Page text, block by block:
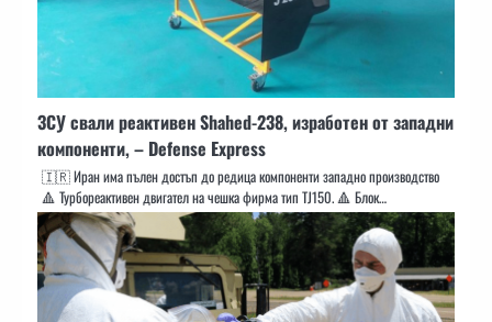
ЗСУ свали реактивен Shahed-238, изработен от западни
компоненти, – Defense Express
🇮🇷 Иран има пълен достъп до редица компоненти западно производство
🔺 Турбореактивен двигател на чешка фирма тип TJ150. 🔺 Блок…